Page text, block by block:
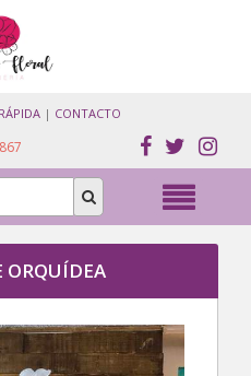
| CONTACTO
ORQUÍDEA